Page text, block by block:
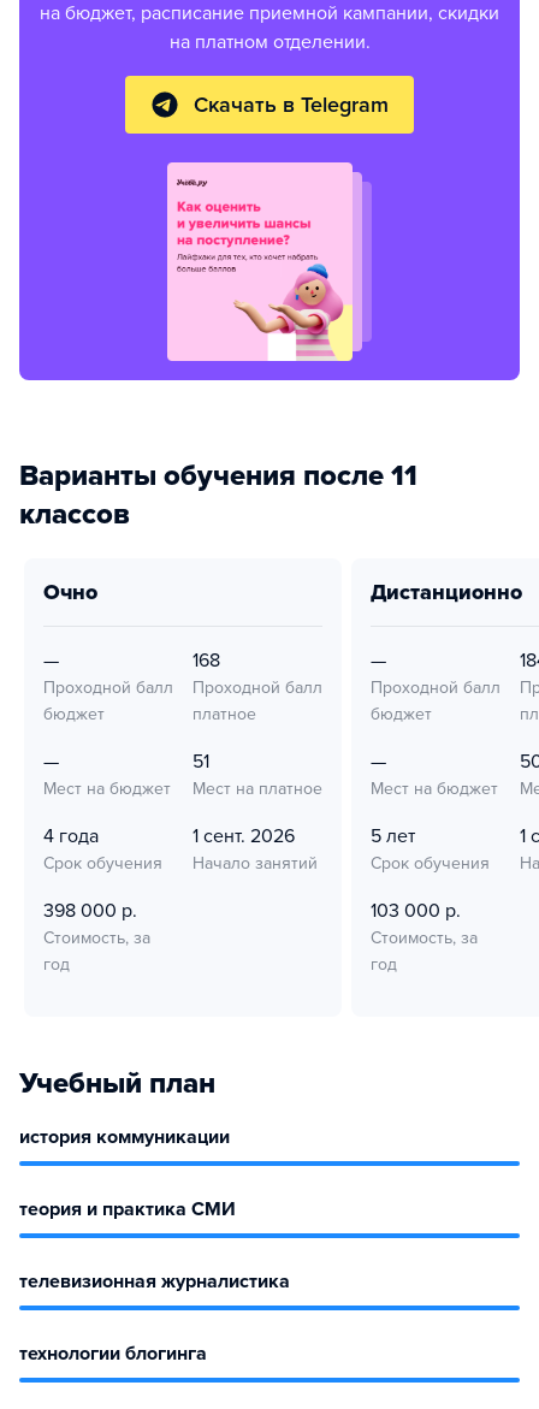
на бюджет, расписание приемной кампании, скидки
на платном отделении.
Скачать в Telegram
Варианты обучения после 11
классов
очно
—
Проходной балл
бюджет
168
Проходной балл
платное
—
Мест на бюджет
51
Мест на платное
4 года
Срок обучения
1 сент. 2026
Начало занятий
398 000 р.
Стоимость, за
год
дистанционно
—
Проходной балл
бюджет
—
Мест на бюджет
5 лет
Срок обучения
1
103 000 р.
Стоимость, за
год
Учебный план
история коммуникации
теория и практика СМИ
телевизионная журналистика
технологии блогинга